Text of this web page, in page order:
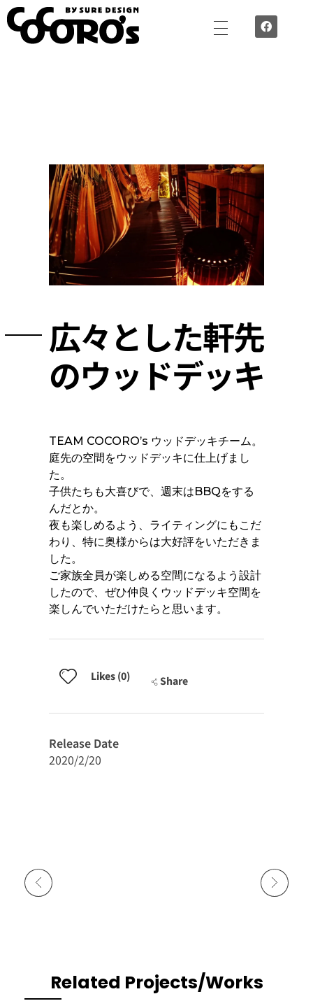
広々とした軒先
のウッドデッキ
TEAM COCORO’s ウッドデッキチーム。
庭先の空間をウッドデッキに仕上げまし
た。
子供たちも大喜びで、週末はBBQをする
んだとか。
夜も楽しめるよう、ライティングにもこだ
わり、特に奥様からは大好評をいただきま
した。
ご家族全員が楽しめる空間になるよう設計
したので、ぜひ仲良くウッドデッキ空間を
楽しんでいただけたらと思います。
Likes (0) Share
Release Date
2020/2/20
Related Projects/Works